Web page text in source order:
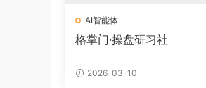
AI智能体
格掌门·操盘研习社
2026-03-10